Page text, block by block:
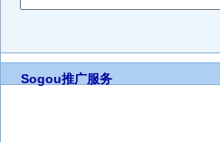
Sogou推广服务